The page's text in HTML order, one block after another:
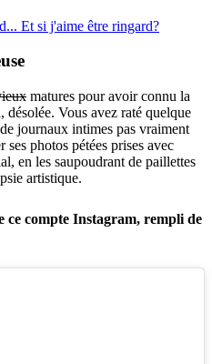
Et si j'aime être ringard?
matures pour avoir connu la
désolée. Vous avez raté quelque
journaux intimes pas vraiment
photos pétées prises avec
en les saupoudrant de paillettes
artistique.
ce compte Instagram, rempli de